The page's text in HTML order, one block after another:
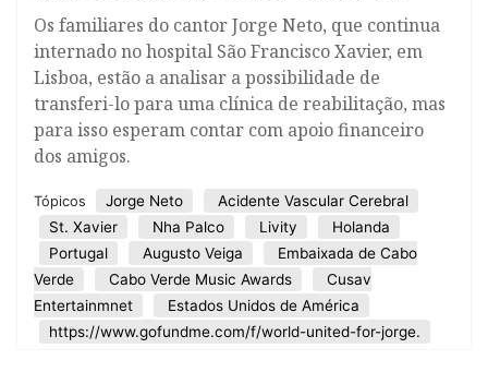
Os familiares do cantor Jorge Neto, que continua
internado no hospital São Francisco Xavier, em
Lisboa, estão a analisar a possibilidade de
transferi-lo para uma clínica de reabilitação, mas
para isso esperam contar com apoio financeiro
dos amigos.
Tópicos Jorge Neto
Acidente Vascular Cerebral
St. Xavier
Nha Palco Livity
Holanda
Portugal
Augusto Veiga
Embaixada de Cabo
Verde
Cabo Verde Music Awards
Cusav
Entertainmnet
Estados Unidos de América
https://www.gofundme.com/f/world-united-for-jorge.